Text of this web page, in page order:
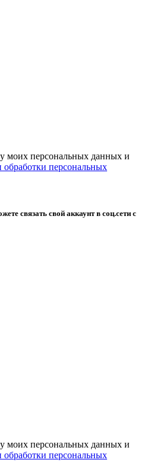
моих персональных данных и
персональных
связать свой аккаунт в соц.сети с
моих персональных данных и
персональных